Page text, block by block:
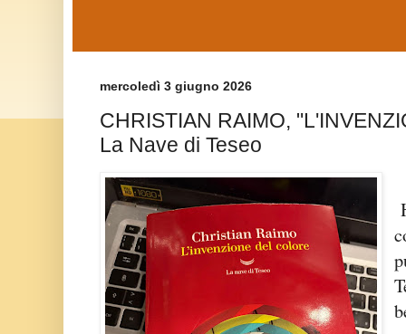
mercoledì 3 giugno 2026
CHRISTIAN RAIMO,
La Nave di Teseo